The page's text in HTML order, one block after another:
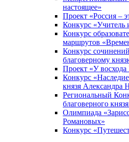
настоящее»
Проект «Россия –
Конкурс «Учитель
Конкурс
маршрутов
Конкурс
благоверному
Проект «У восхода
Конкурс
князя Александра
Региональный
благоверного
Олимпиада
Романовых»
Конкурс